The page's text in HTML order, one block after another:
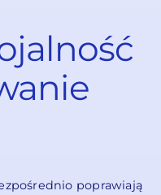
poprawiają